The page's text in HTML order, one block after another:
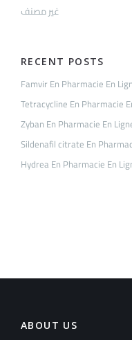
غير مصنف
RECENT POSTS
Famvir En Pharmacie En
Tetracycline En Pharmacie
Zyban En Pharmacie En
Sildenafil citrate En
Hydrea En Pharmacie En
ABOUT US